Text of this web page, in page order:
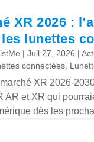
XR 2026 :
lunettes
|Juil 27, 2026 |
connectées,
XR 2026-
AR et XR qui
dès les